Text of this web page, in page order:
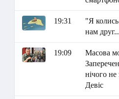
19:31
"Я колись
нам
19:09
Масова
нічого
Девіс